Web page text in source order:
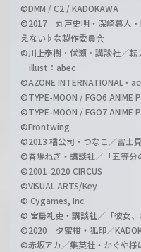
©DMM / C2 / KADOKAWA
©2017 丸戸史明・深崎暮人・
えない♭な製作委員会
©川上泰樹・伏瀬・講談社／転
illust：abec
©AZONE INTERNATIONAL・
©TYPE-MOON / FGO6 ANIME
©TYPE-MOON / FGO7 ANIME
©Frontwing
©2013 橘公司・つなこ／富士
©春場ねぎ・講談社／「五等分
©2001-2020 CIRCUS
©VISUAL ARTS/Key
© Cygames, Inc.
© 宮島礼吏・講談社／「彼女
©2020 夕蜜柑・狐印／
©赤坂アカ／集英社・かぐや様